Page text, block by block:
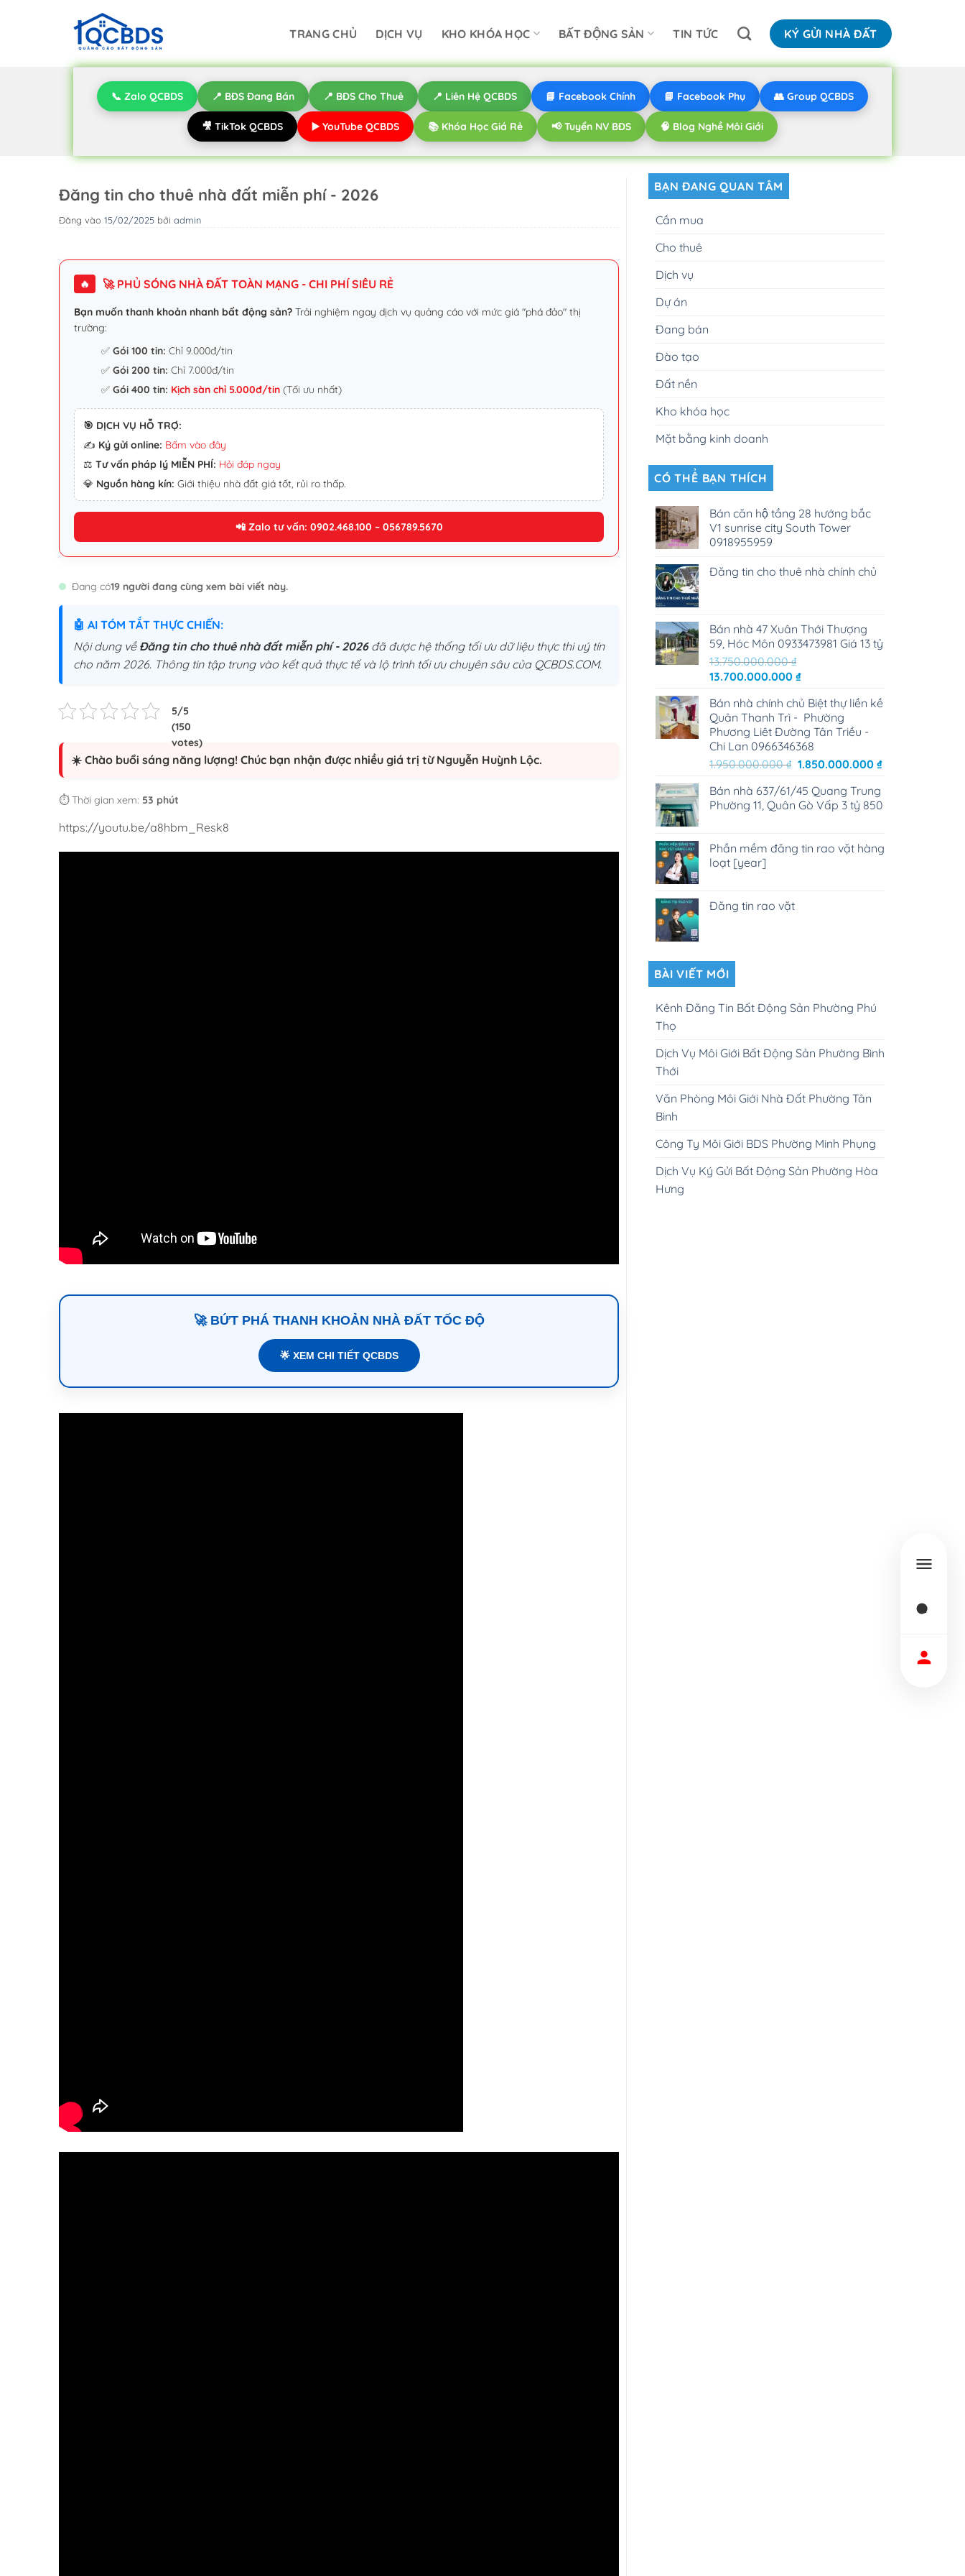
TRANG CHỦ DỊCH VỤ KHO KHÓA HỌC BẤT ĐỘNG SẢN TIN TỨC KÝ GỬI NHÀ ĐẤT
📞 Zalo QCBDS 📍 BĐS Đang Bán 📍 BĐS Cho Thuê 📍 Liên Hệ QCBDS 📘 Facebook Chính 📘 Facebook Phụ 👥 Group QCBDS
🎥 TikTok QCBDS ▶️ YouTube QCBDS 📚 Khóa Học Giá Rẻ 📢 Tuyển NV BĐS 🧠 Blog Nghề Môi Giới
Đăng tin cho thuê nhà đất miễn phí - 2026
Đăng vào 15/02/2025 bởi admin
🔥 🚀 PHỦ SÓNG NHÀ ĐẤT TOÀN MẠNG - CHI PHÍ SIÊU RẺ
Bạn muốn thanh khoản nhanh bất động sản? Trải nghiệm ngay dịch vụ quảng cáo với mức giá "phá đảo" thị
trường:
✅Gói 100 tin: Chỉ 9.000đ/tin
✅Gói 200 tin: Chỉ 7.000đ/tin
✅Gói 400 tin: Kịch sàn chỉ 5.000đ/tin (Tối ưu nhất)
🎯 DỊCH VỤ HỖ TRỢ:
✍️ Ký gửi online: Bấm vào đây
⚖️ Tư vấn pháp lý MIỄN PHÍ: Hỏi đáp ngay
💎 Nguồn hàng kín: Giới thiệu nhà đất giá tốt, rủi ro thấp.
📲 Zalo tư vấn: 0902.468.100 – 056789.5670
Đang có19 người đang cùng xem bài viết này.
🤖 AI TÓM TẮT THỰC CHIẾN:
Nội dung về Đăng tin cho thuê nhà đất miễn phí - 2026đã được hệ thống tối ưu dữ liệu thực thi uý tín
cho năm 2026. Thông tin tập trung vào kết quả thực tế và lộ trình tối ưu chuyên sâu của QCBDS.COM.
☀️ Chào buổi sáng năng lượng! Chúc bạn nhận được nhiều giá trị từ Nguyễn Huỳnh Lộc.
⏱️ Thời gian xem: 53 phút
https://youtu.be/a8hbm_Resk8
🚀 BỨT PHÁ THANH KHOẢN NHÀ ĐẤT TỐC ĐỘ
🌟 XEM CHI TIẾT QCBDS
BẠN ĐANG QUAN TÂM
Cần mua
Cho thuê
Dịch vụ
Dự án
Đang bán
Đào tạo
Đất nền
Kho khóa học
Mặt bằng kinh doanh
CÓ THỂ BẠN THÍCH
Bán căn hộ tầng 28 hướng bắc
V1 sunrise city South Tower
0918955959
Đăng tin cho thuê nhà chính chủ
Bán nhà 47 Xuân Thới Thượng
59, Hóc Môn 0933473981 Giá 13 tỷ
13.750.000.000₫
Giá
là:
13.750.000.000 ₫.
13.700.000.000 ₫Giá
tại
là:
13.700.000.000 ₫.
Bán nhà chính chủ Biệt thự liền kề
Quân Thanh Trì - Phường
Phương Liêt Đường Tân Triều -
Chi Lan 0966346368
1.950.000.000₫ Giá
là:
1.950.000.000 ₫.
1.850.000.000 ₫Giá
là:
Bán nhà 637/61/45 Quang Trung
Phường 11, Quân Gò Vấp 3 tỷ 850
Phần mềm đăng tin rao vặt hàng
loạt [year]
Đăng tin rao vặt
BÀI VIẾT MỚI
Kênh Đăng Tin Bất Động Sản Phường Phú
Thọ
Dịch Vụ Môi Giới Bất Động Sản Phường Bình
Thới
Văn Phòng Môi Giới Nhà Đất Phường Tân
Bình
Công Ty Môi Giới BDS Phường Minh Phụng
Dịch Vụ Ký Gửi Bất Động Sản Phường Hòa
Hưng